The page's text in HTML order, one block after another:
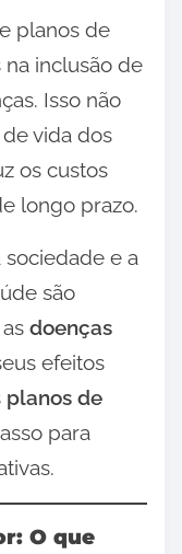
planos de
inclusão de
Isso não
vida dos
os custos
longo prazo.
sociedade e a
são
doenças
efeitos
planos de
para
O que